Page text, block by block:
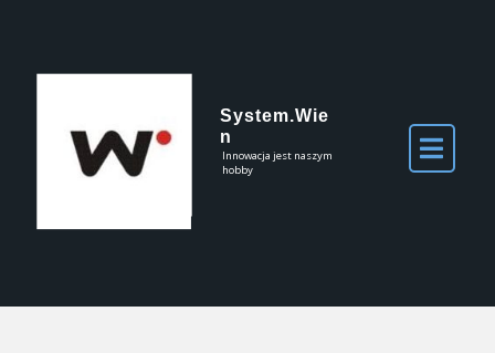
System.Wie
n
Innowacja jest naszym
hobby